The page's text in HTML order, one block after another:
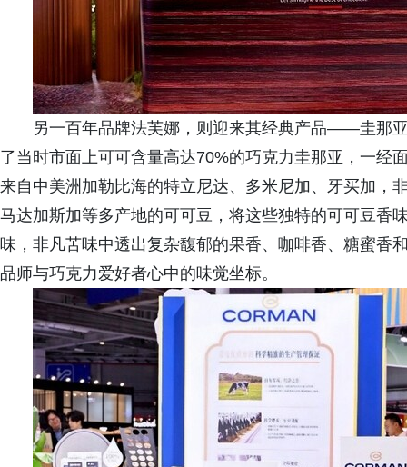
另一百年品牌法芙娜，则迎来其经典产品——圭那
了当时市面上可可含量高达70%的巧克力圭那亚，一经
来自中美洲加勒比海的特立尼达、多米尼加、牙买加，
马达加斯加等多产地的可可豆，将这些独特的可可豆香
味，非凡苦味中透出复杂馥郁的果香、咖啡香、糖蜜香
品师与巧克力爱好者心中的味觉坐标。